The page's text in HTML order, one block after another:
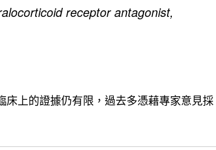
receptor antagonist,
上的證據仍有限，過去多憑藉專家意見採